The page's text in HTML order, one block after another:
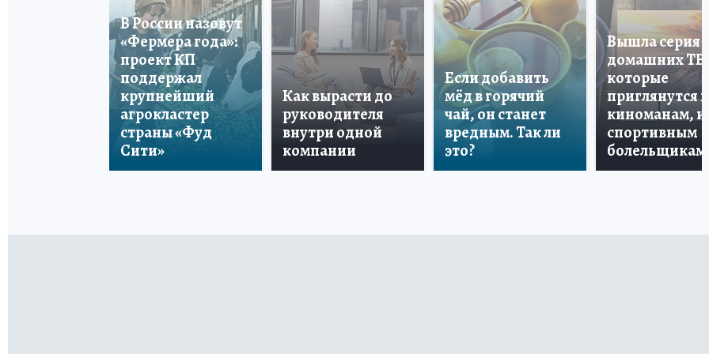
В России назовут
«Фермера года»:
проект КП
поддержал
крупнейший
агрокластер
страны «Фуд
Сити»
Как вырасти до
руководителя
внутри одной
компании
Если добавить
мёд в горячий
чай, он станет
вредным. Так ли
это?
Вышла серия
домашних ТВ,
которые
приглянутся и
киноманам, и
спортивным
болельщикам